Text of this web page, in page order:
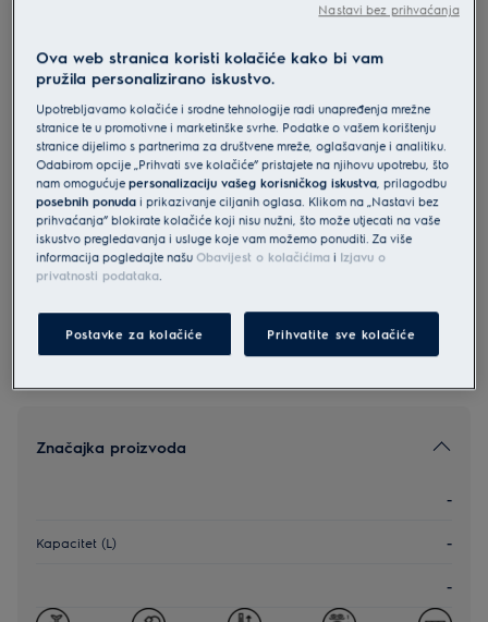
KODDP77H
Electrolux 500 SurroundCook with
SteamBake ugradbena pećnica
4.9 (2241)
Informacijski list proizvoda
Sigurnosne upute i sigurnosna upozorenja prema EU
pročitajte cijeli korisnički priručnik.
Značajka proizvoda
-
Kapacitet (L) -
-
Ova web stranica koristi kolačiće kako bi vam
pružila personalizirano iskustvo.
Upotrebljavamo kolačiće i srodne tehnologije radi unapređenja mrežne
stranice te u promotivne i marketinške svrhe. Podatke o vašem korištenju
stranice dijelimo s partnerima za društvene mreže, oglašavanje i analitiku.
Odabirom opcije „Prihvati sve kolačiće” pristajete na njihovu upotrebu, što
nam omogućujepersonalizaciju vašeg korisničkog iskustva , prilagodbu
posebnih ponuda i prikazivanje ciljanih oglasa. Klikom na „Nastavi bez
prihvaćanja” blokirate kolačiće koji nisu nužni, što može utjecati na vaše
iskustvo pregledavanja i usluge koje vam možemo ponuditi. Za više
informacija pogledajte našuObavijest o kolačićima i Izjavu o
privatnosti podataka
Postavke za kolačiće Prihvatite sve kolačiće
Nastavi bez prihvaćanja